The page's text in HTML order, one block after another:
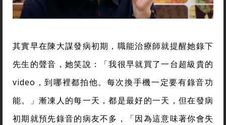
其實早在陳大謀發病初期，職能治療師就提醒她錄下
先生的聲音，她笑說：「我很早就買了一台超級貴的
video，到哪裡都拍他。每次換手機一定要有錄音功
能。」漸凍人的每一天，都是最好的一天，但在發病
初期就預先錄音的病友不多，「因為這意味著你會失